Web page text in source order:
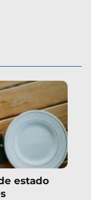
estado